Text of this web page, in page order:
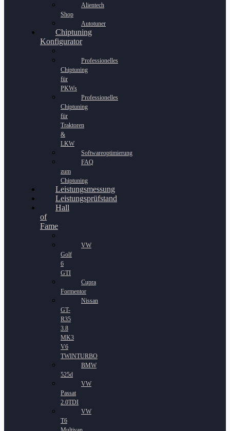
Alientech
Shop
Autotuner
Chiptuning
Konfigurator
Professionelles
Chiptuning
für
PKWs
Professionelles
Chiptuning
für
Traktoren
&
LKW
Softwareoptimierung
FAQ
zum
Chiptuning
Leistungsmessung
Leistungsprüfstand
Hall
of
Fame
VW
Golf
6
GTI
Cupra
Formentor
Nissan
GT-
R35
3.8
MK3
V6
TWINTURBO
BMW
525d
VW
Passat
2.0TDI
VW
T6